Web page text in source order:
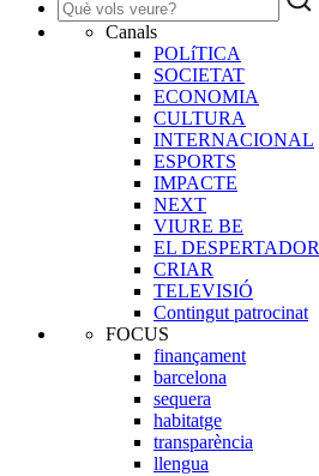
Canals
POLíTICA
SOCIETAT
ECONOMIA
CULTURA
INTERNACIONAL
ESPORTS
IMPACTE
NEXT
VIURE BE
EL DESPERTADOR
CRIAR
TELEVISIÓ
Contingut patrocinat
FOCUS
finançament
barcelona
sequera
habitatge
transparència
llengua